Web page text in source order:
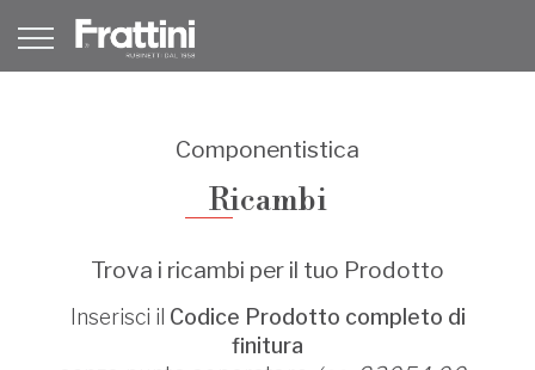
Componentistica
Ricambi
Trova i ricambi per il tuo Prodotto
Inserisci il Codice Prodotto completo di
finitura